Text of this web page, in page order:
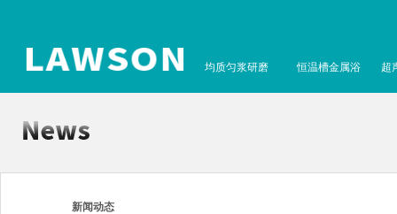
均质匀浆研磨 恒温槽金属浴 超
新闻动态